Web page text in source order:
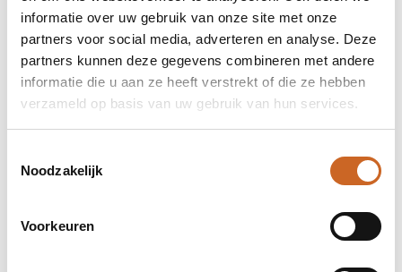
informatie over uw gebruik van onze site met onze
partners voor social media, adverteren en analyse. Deze
partners kunnen deze gegevens combineren met andere
informatie die u aan ze heeft verstrekt of die ze hebben
verzameld op basis van uw gebruik van hun services.
Noodzakelijk
Voorkeuren